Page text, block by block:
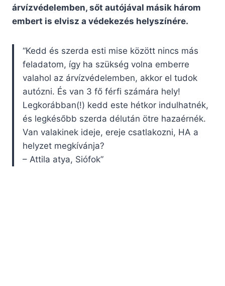
árvízvédelemben, sőt autójával másik három
embert is elvisz a védekezés helyszínére.
“Kedd és szerda esti mise között nincs más
feladatom, így ha szükség volna emberre
valahol az árvízvédelemben, akkor el tudok
autózni. És van 3 fő férfi számára hely!
Legkorábban(!) kedd este hétkor indulhatnék,
és legkésőbb szerda délután ötre hazaérnék.
Van valakinek ideje, ereje csatlakozni, HA a
helyzet megkívánja?
– Attila atya, Siófok”